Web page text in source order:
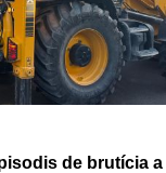
de brutícia a